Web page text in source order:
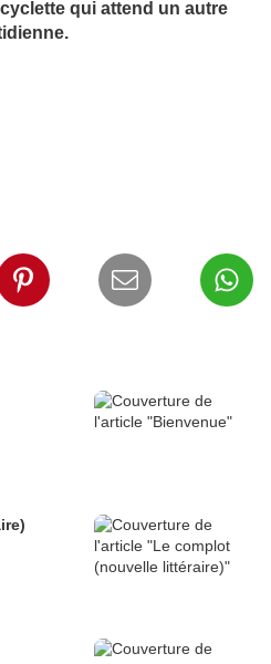
qui attend un autre